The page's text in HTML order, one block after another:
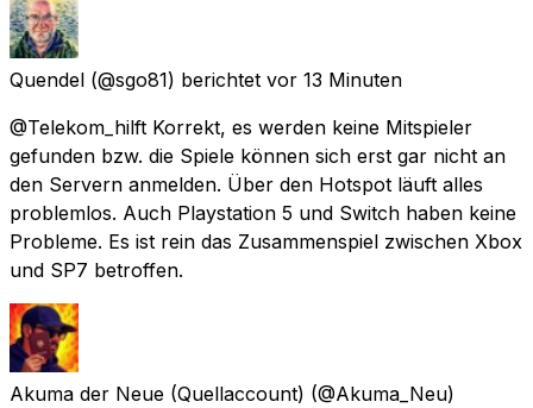
Quendel (@sgo81) berichtet vor 13 Minuten
@Telekom_hilft Korrekt, es werden keine Mitspieler
gefunden bzw. die Spiele können sich erst gar nicht an
den Servern anmelden. Über den Hotspot läuft alles
problemlos. Auch Playstation 5 und Switch haben keine
Probleme. Es ist rein das Zusammenspiel zwischen Xbox
und SP7 betroffen.
Akuma der Neue (Quellaccount) (@Akuma_Neu)